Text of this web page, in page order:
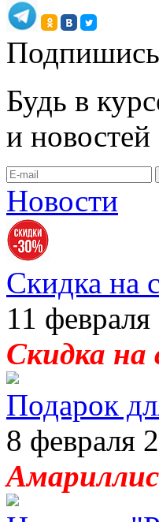
Будь в
и новостей
Новости
Скидка на
11
Скидка на
Подарок
8 февраля